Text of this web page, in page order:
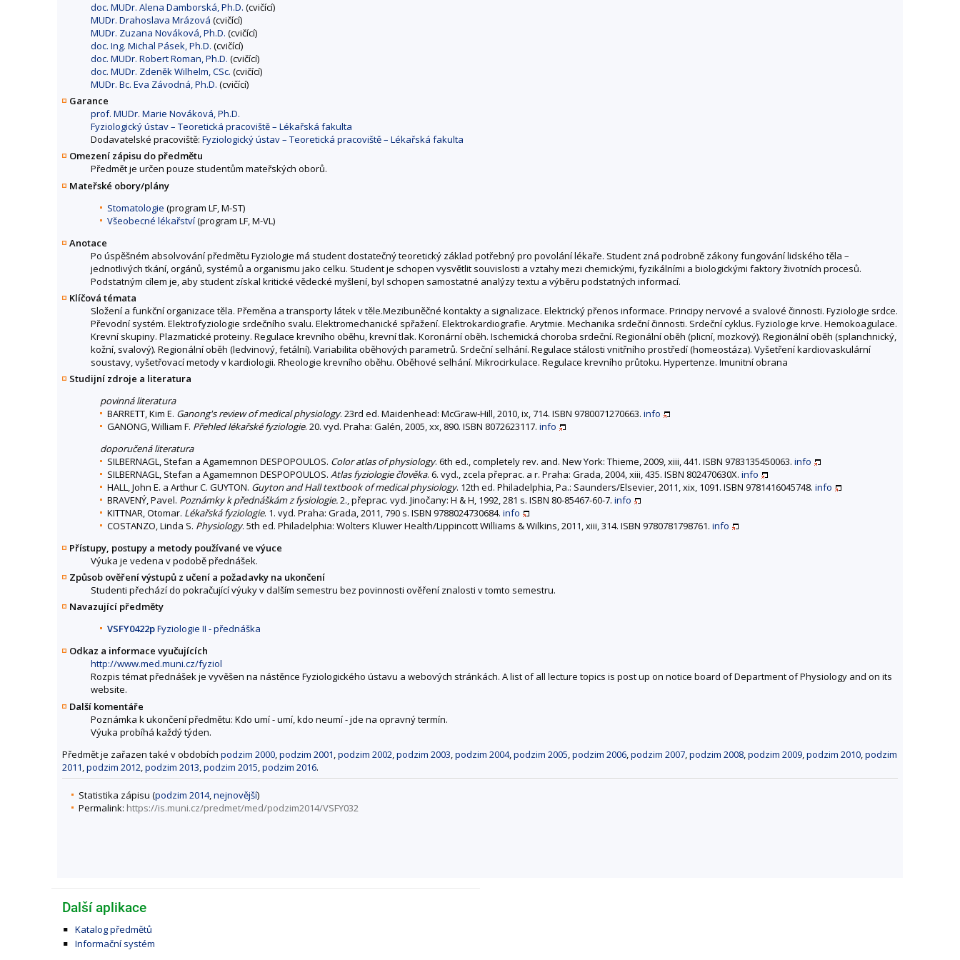
doc. MUDr. Alena Damborská, Ph.D. (cvičící)
MUDr. Drahoslava Mrázová (cvičící)
MUDr. Zuzana Nováková, Ph.D. (cvičící)
doc. Ing. Michal Pásek, Ph.D. (cvičící)
doc. MUDr. Robert Roman, Ph.D. (cvičící)
doc. MUDr. Zdeněk Wilhelm, CSc. (cvičící)
MUDr. Bc. Eva Závodná, Ph.D. (cvičící)
Garance
prof. MUDr. Marie Nováková, Ph.D.
Fyziologický ústav – Teoretická pracoviště – Lékařská fakulta
Dodavatelské pracoviště: Fyziologický ústav – Teoretická pracoviště – Lékařská fakulta
Omezení zápisu do předmětu
Předmět je určen pouze studentům mateřských oborů.
Mateřské obory/plány
Stomatologie (program LF, M-ST)
Všeobecné lékařství(program LF, M-VL)
Anotace
Po úspěšném absolvování předmětu Fyziologie má student dostatečný teoretický základ potřebný pro povolání lékaře. Student zná podrobně zákony fungování lidského těla –
jednotlivých tkání, orgánů, systémů a organismu jako celku. Student je schopen vysvětlit souvislosti a vztahy mezi chemickými, fyzikálními a biologickými faktory životních procesů.
Podstatným cílem je, aby student získal kritické vědecké myšlení, byl schopen samostatné analýzy textu a výběru podstatných informací.
Klíčová témata
Složení a funkční organizace těla. Přeměna a transporty látek v těle.Mezibuněčné kontakty a signalizace. Elektrický přenos informace. Principy nervové a svalové činnosti. Fyziologie srdce.
Převodní systém. Elektrofyziologie srdečního svalu. Elektromechanické spřažení. Elektrokardiografie. Arytmie. Mechanika srdeční činnosti. Srdeční cyklus. Fyziologie krve. Hemokoagulace.
Krevní skupiny. Plazmatické proteiny. Regulace krevního oběhu, krevní tlak. Koronární oběh. Ischemická choroba srdeční. Regionální oběh (plicní, mozkový). Regionální oběh (splanchnický,
kožní, svalový). Regionální oběh (ledvinový, fetální). Variabilita oběhových parametrů. Srdeční selhání. Regulace stálosti vnitřního prostředí (homeostáza). Vyšetření kardiovaskulární
soustavy, vyšetřovací metody v kardiologii. Rheologie krevního oběhu. Oběhové selhání. Mikrocirkulace. Regulace krevního průtoku. Hypertenze. Imunitní obrana
Studijní zdroje a literatura
povinná literatura
BARRETT, Kim E. Ganong's review of medical physiology. 23rd ed. Maidenhead: McGraw-Hill, 2010, ix, 714. ISBN 9780071270663. info
GANONG, William F. Přehled lékařské fyziologie. 20. vyd. Praha: Galén, 2005, xx, 890. ISBN 8072623117. info
doporučená literatura
SILBERNAGL, Stefan a Agamemnon DESPOPOULOS. Color atlas of physiology. 6th ed., completely rev. and. New York: Thieme, 2009, xiii, 441. ISBN 9783135450063. info
SILBERNAGL, Stefan a Agamemnon DESPOPOULOS. Atlas fyziologie člověka. 6. vyd., zcela přeprac. a r. Praha: Grada, 2004, xiii, 435. ISBN 802470630X. info
HALL, John E. a Arthur C. GUYTON. Guyton and Hall textbook of medical physiology. 12th ed. Philadelphia, Pa.: Saunders/Elsevier, 2011, xix, 1091. ISBN 9781416045748. info
BRAVENÝ, Pavel. Poznámky k přednáškám z fysiologie.2., přeprac. vyd. Jinočany: H & H, 1992, 281 s. ISBN 80-85467-60-7. info
KITTNAR, Otomar. Lékařská fyziologie. 1. vyd. Praha: Grada, 2011, 790 s. ISBN 9788024730684. info
COSTANZO, Linda S. Physiology. 5th ed. Philadelphia: Wolters Kluwer Health/Lippincott Williams & Wilkins, 2011, xiii, 314. ISBN 9780781798761. info
Přístupy, postupy a metody používané ve výuce
Výuka je vedena v podobě přednášek.
Způsob ověření výstupů z učení a požadavky na ukončení
Studenti přechází do pokračující výuky v dalším semestru bez povinnosti ověření znalosti v tomto semestru.
Navazující předměty
VSFY0422pFyziologie II - přednáška
Odkaz a informace vyučujících
http://www.med.muni.cz/fyziol
Rozpis témat přednášek je vyvěšen na nástěnce Fyziologického ústavu a webových stránkách. A list of all lecture topics is post up on notice board of Department of Physiology and on its
website.
Další komentáře
Poznámka k ukončení předmětu: Kdo umí - umí, kdo neumí - jde na opravný termín.
Výuka probíhá každý týden.
Předmět je zařazen také v obdobích podzim 2000 podzim 2001 podzim 2002 podzim 2003 podzim 2004, podzim 2005 podzim 2006 podzim 2007 podzim 2008 podzim 2009 podzim 2010 podzim
2011 podzim 2012 podzim 2013 podzim 2015 podzim 2016.
Statistika zápisu (podzim 2014,nejnovější)
Permalink: https://is.muni.cz/predmet/med/podzim2014/VSFY032
Další aplikace
Katalog předmětů
Informační systém